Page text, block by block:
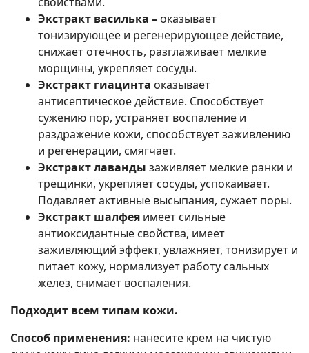
Экстракт василька – оказывает
тонизирующее и регенерирующее действие,
снижает отечность, разглаживает мелкие
морщины, укрепляет сосуды.
Экстракт гиацинта оказывает
антисептическое действие. Способствует
сужению пор, устраняет воспаление и
раздражение кожи, способствует заживлению
и регенерации, смягчает.
Экстракт лаванды заживляет мелкие ранки и
трещинки, укрепляет сосуды, успокаивает.
Подавляет активные высыпания, сужает поры.
Экстракт шалфея имеет сильные
антиоксидантные свойства, имеет
заживляющий эффект, увлажняет, тонизирует и
питает кожу, нормализует работу сальных
желез, снимает воспаления.
Подходит всем типам кожи.
Способ применения: нанесите крем на чистую